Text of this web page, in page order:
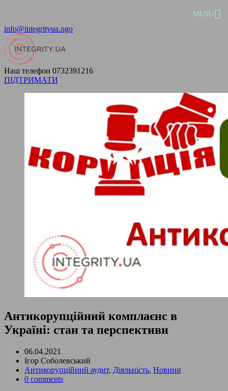
MENU
info@integrityua.ngo
Наш телефон 0732391216
ПІДТРИМАТИ
Антикорупційний комплаєнс в
Україні: стан та перспективи
06.04.2021
Ігор Соболевський
Антикорупційний аудит, Діяльність, Новини
0 comments